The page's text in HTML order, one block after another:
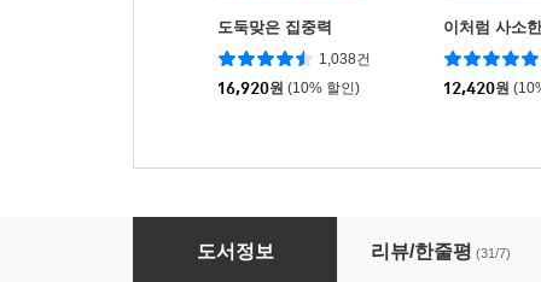
도둑맞은 집중력
1,038건
16,920원 (10% 할인)
이처럼 사소
12,420원
부자의 글씨
도서정보 리뷰/한줄평 (31/7)